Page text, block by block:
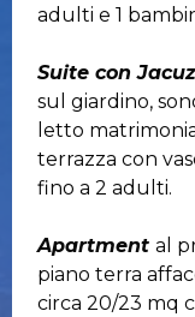
adulti e 1
Suite con
sul giardino,
letto
terrazza con
fino a 2 adulti.
Apartmental
piano terra
circa 20/23 mq